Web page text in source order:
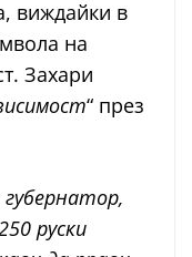
виждайки в
на
Захари
“ през
руски